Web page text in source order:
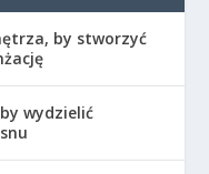
by stworzyć
wydzielić